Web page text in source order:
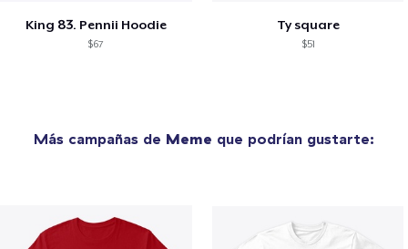
King 83. Pennii Hoodie
$67
Ty square
$51
Más campañas de Meme que podrían gustarte: